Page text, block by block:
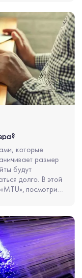
которые
размер
будут
В этой
посмотрим
одним
Это быстрее.
и